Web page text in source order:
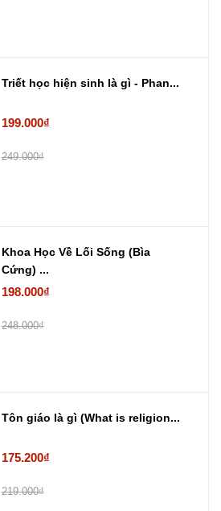
Triết học hiện sinh là gì - Phan...
199.000₫
249.000₫
Khoa Học Về Lối Sống (Bìa
Cứng) ...
198.000₫
248.000₫
Tôn giáo là gì (What is religion...
175.200₫
219.000₫